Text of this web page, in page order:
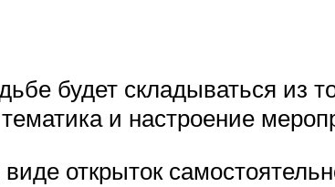
будет складываться из
и настроение
открыток